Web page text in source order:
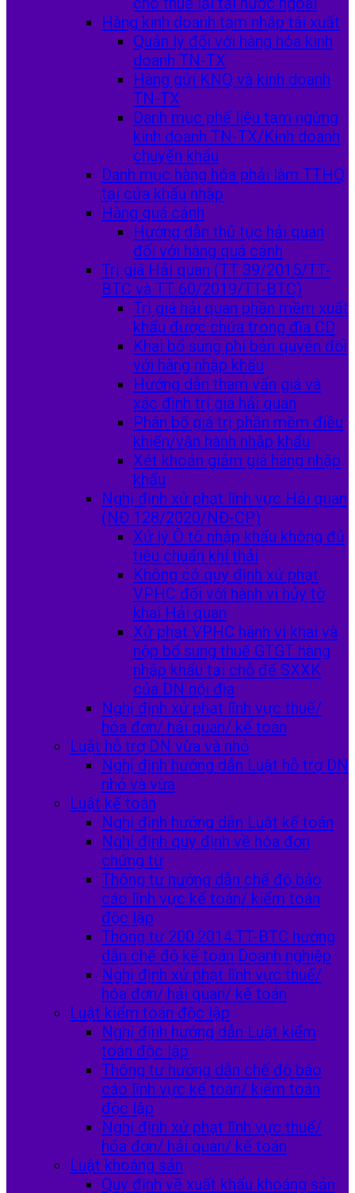
Hàng kinh doanh tạm nhập tái xuất
Quản lý đối với hàng hóa kinh
doanh TN-TX
Hàng gửi KNQ và kinh doanh
TN-TX
Danh mục phế liệu tạm ngừng
kinh doanh TN-TX/Kinh doanh
chuyển khẩu
Danh mục hàng hóa phải làm TTHQ
tại cửa khẩu nhập
Hàng quá cảnh
Hướng dẫn thủ tục hải quan
đối với hàng quá cảnh
Trị giá Hải quan (TT 39/2015/TT-
BTC và TT 60/2019/TT-BTC)
Trị giá hải quan phần mềm xuất
khẩu được chứa trong đĩa CD
Khai bổ sung phí bản quyền đối
với hàng nhập khẩu
Hướng dẫn tham vấn giá và
xác định trị giá hải quan
Phân bổ giá trị phần mềm điều
khiển/vận hành nhập khẩu
Xét khoản giảm giá hàng nhập
khẩu
Nghị định xử phạt lĩnh vực Hải quan
(NĐ 128/2020/NĐ-CP)
Xử lý Ô tô nhập khẩu không đủ
tiêu chuẩn khí thải
Không có quy định xử phạt
VPHC đối với hành vi hủy tờ
khai Hải quan
Xử phạt VPHC hành vi khai và
nộp bổ sung thuế GTGT hàng
nhập khẩu tại chỗ để SXXK
của DN nội địa
Nghị định xử phạt lĩnh vực thuế/
hóa đơn/ hải quan/ kế toán
Luật hỗ trợ DN vừa và nhỏ
Nghị định hướng dẫn Luật hỗ trợ DN
nhỏ và vừa
Luật kế toán
Nghị định hướng dẫn Luật kế toán
Nghị định quy định về hóa đơn
chứng từ
Thông tư hướng dẫn chế độ báo
cáo lĩnh vực kế toán/ kiểm toán
độc lập
Thông tư 200.2014.TT-BTC hướng
dẫn chế độ kế toán Doanh nghiệp
Nghị định xử phạt lĩnh vực thuế/
hóa đơn/ hải quan/ kế toán
Luật kiểm toán độc lập
Nghị định hướng dẫn Luật kiểm
toán độc lập
Thông tư hướng dẫn chế độ báo
cáo lĩnh vực kế toán/ kiểm toán
độc lập
Nghị định xử phạt lĩnh vực thuế/
hóa đơn/ hải quan/ kế toán
Luật khoáng sản
Quy định về xuất khẩu khoáng sản